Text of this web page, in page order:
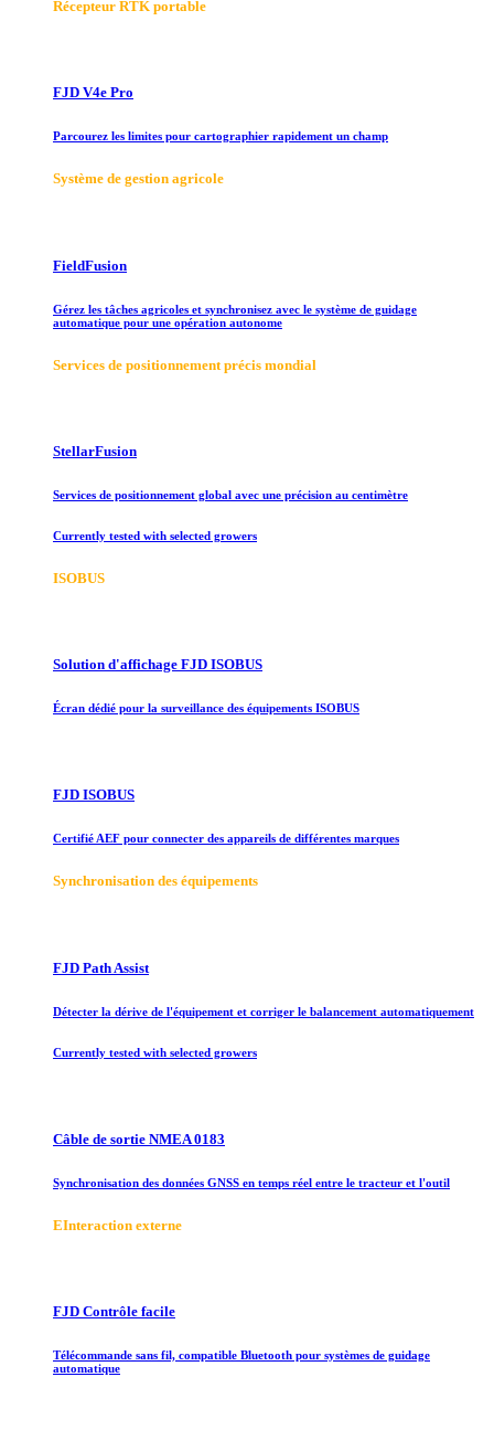
Récepteur RTK portable
FJD V4e Pro
Parcourez les limites pour cartographier rapidement un champ
Système de gestion agricole
FieldFusion
Gérez les tâches agricoles et synchronisez avec le système de guidage
automatique pour une opération autonome
Services de positionnement précis mondial
StellarFusion
Services de positionnement global avec une précision au centimètre
Currently tested with selected growers
ISOBUS
Solution d'affichage FJD ISOBUS
Écran dédié pour la surveillance des équipements ISOBUS
FJD ISOBUS
Certifié AEF pour connecter des appareils de différentes marques
Synchronisation des équipements
FJD Path Assist
Détecter la dérive de l'équipement et corriger le balancement automatiquement
Currently tested with selected growers
Câble de sortie NMEA 0183
Synchronisation des données GNSS en temps réel entre le tracteur et l'outil
EInteraction externe
FJD Contrôle facile
Télécommande sans fil, compatible Bluetooth pour systèmes de guidage
automatique